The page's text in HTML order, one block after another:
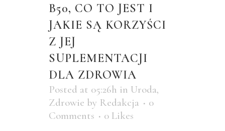
B50, CO TO JEST I
JAKIE SĄ KORZYŚCI
Z JEJ
SUPLEMENTACJI
DLA ZDROWIA
Posted at 05:26h in Uroda,
Zdrowie by Redakcja
0
Comments
0 Likes